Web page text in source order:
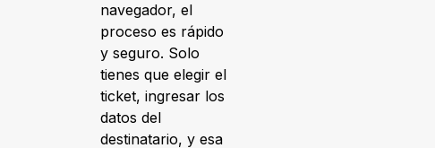
navegador, el
proceso es rápido
y seguro. Solo
tienes que elegir el
ticket, ingresar los
datos del
destinatario, y esa